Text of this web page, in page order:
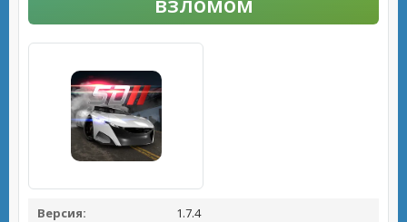
Версия:
1.7.4